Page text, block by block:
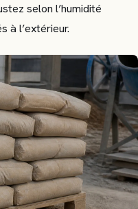
selon l’humidité
à l’extérieur.